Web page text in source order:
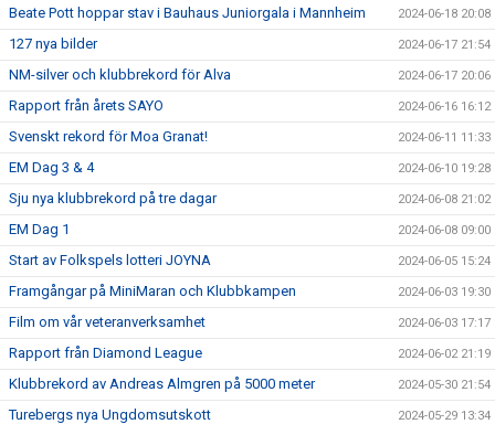
Beate Pott hoppar stav i Bauhaus Juniorgala i Mannheim 2024-06-18 20:08
127 nya bilder 2024-06-17 21:54
NM-silver och klubbrekord för Alva 2024-06-17 20:06
Rapport från årets SAYO 2024-06-16 16:12
Svenskt rekord för Moa Granat! 2024-06-11 11:33
EM Dag 3 & 4 2024-06-10 19:28
Sju nya klubbrekord på tre dagar 2024-06-08 21:02
EM Dag 1 2024-06-08 09:00
Start av Folkspels lotteri JOYNA 2024-06-05 15:24
Framgångar på MiniMaran och Klubbkampen 2024-06-03 19:30
Film om vår veteranverksamhet 2024-06-03 17:17
Rapport från Diamond League 2024-06-02 21:19
Klubbrekord av Andreas Almgren på 5000 meter 2024-05-30 21:54
Turebergs nya Ungdomsutskott 2024-05-29 13:34